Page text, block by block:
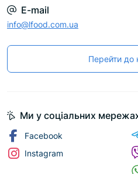
E-mail
info@lfood.com.ua
Перейти до
Ми у соціальних
Facebook
Instagram